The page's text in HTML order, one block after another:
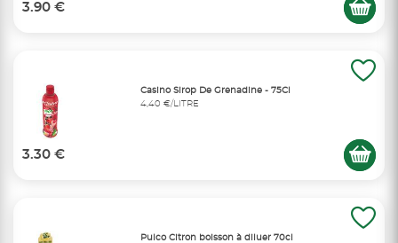
3.90 €
Casino Sirop De Grenadine - 75Cl
4,40 €/LITRE
3.30 €
Pulco Citron boisson à diluer 70cl